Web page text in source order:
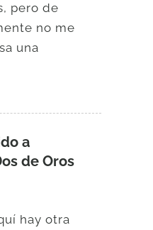
pero de
no me
una
a
de Oros
hay otra